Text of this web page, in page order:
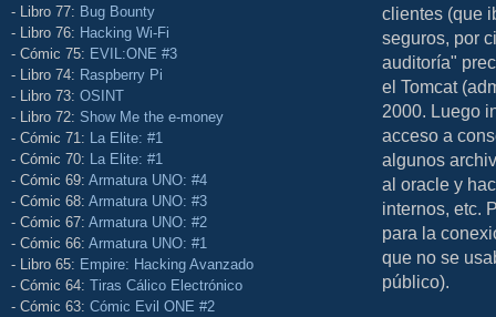
- Libro 77: Bug Bounty
- Libro 76: Hacking Wi-Fi
- Cómic 75: EVIL:ONE #3
- Libro 74: Raspberry Pi
- Libro 73: OSINT
- Libro 72: Show Me the e-money
- Cómic 71: La Elite: #1
- Cómic 70: La Elite: #1
- Cómic 69: Armatura UNO: #4
- Cómic 68: Armatura UNO: #3
- Cómic 67: Armatura UNO: #2
- Cómic 66: Armatura UNO: #1
- Libro 65: Empire: Hacking Avanzado
- Cómic 64: Tiras Cálico Electrónico
- Cómic 63: Cómic Evil ONE #2
clientes (que
seguros, por
auditoría"
el Tomcat
2000. Luego
acceso a
algunos
al oracle y
internos, etc.
para la
que no se
público).